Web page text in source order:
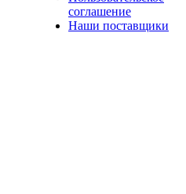
соглашение
Наши поставщики